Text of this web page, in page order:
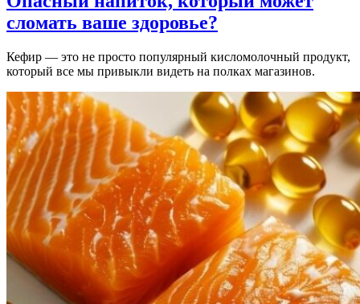
сломать ваше здоровье?
Кефир — это не просто популярный кисломолочный продукт,
который все мы привыкли видеть на полках магазинов.